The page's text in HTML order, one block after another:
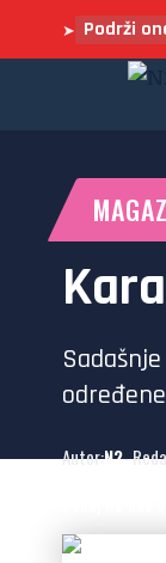
➤ Podrži
Autor:N2-